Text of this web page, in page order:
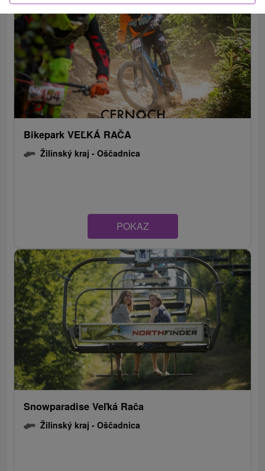
Bikepark VEĽKÁ RAČA
Žilinský kraj -Oščadnica
POKAZ
Snowparadise Veľká Rača
Žilinský kraj -Oščadnica